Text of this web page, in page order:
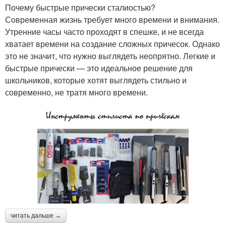
Почему быстрые прически сталиостью?
Современная жизнь требует много времени и внимания.
Утренние часы часто проходят в спешке, и не всегда
хватает времени на создание сложных причесок. Однако
это не значит, что нужно выглядеть неопрятно. Легкие и
быстрые прически — это идеальное решение для
школьников, которые хотят выглядеть стильно и
современно, не тратя много времени.
читать дальше →